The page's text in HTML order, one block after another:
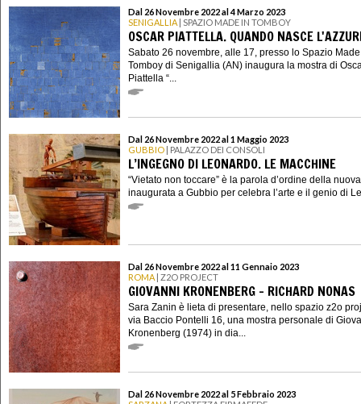
Dal 26 Novembre 2022 al 4 Marzo 2023
SENIGALLIA | SPAZIO MADE IN TOMBOY
OSCAR PIATTELLA. QUANDO NASCE
Sabato 26 novembre, alle 17, presso lo Spazio
Tomboy di Senigallia (AN) inaugura la mostra di
Piattella “...
Dal 26 Novembre 2022 al 1 Maggio 2023
GUBBIO | PALAZZO DEI CONSOLI
L’INGEGNO DI LEONARDO. LE MACCHINE
“Vietato non toccare” è la parola d’ordine della
inaugurata a Gubbio per celebra l’arte e il genio di
Dal 26 Novembre 2022 al 11 Gennaio 2023
ROMA | Z2O PROJECT
GIOVANNI KRONENBERG – RICHARD NONAS
Sara Zanin è lieta di presentare, nello spazio z2o
via Baccio Pontelli 16, una mostra personale di
Kronenberg (1974) in dia...
Dal 26 Novembre 2022 al 5 Febbraio 2023